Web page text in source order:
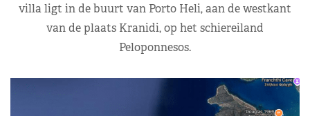
villa ligt in de buurt van Porto Heli, aan de westkant
van de plaats Kranidi, op het schiereiland
Peloponnesos.